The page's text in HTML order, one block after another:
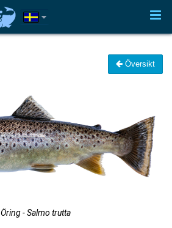
Översikt
Öring - Salmo trutta